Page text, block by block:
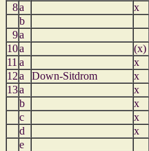
8a x
b
9a
10a (x)
11 a x
12a Down-Sitdrom x
13a x
b
x
c
x
d
x
e